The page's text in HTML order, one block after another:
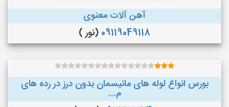
آهن آلات معنوی
09119049118 (نور )
بورس انواع لوله های مانیسمان بدون درز در رده های
م...